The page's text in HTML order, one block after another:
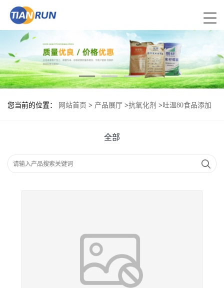
您当前的位置： 网站首页 > 产品展厅 >抗氧化剂 >吐温80食品添加
全部